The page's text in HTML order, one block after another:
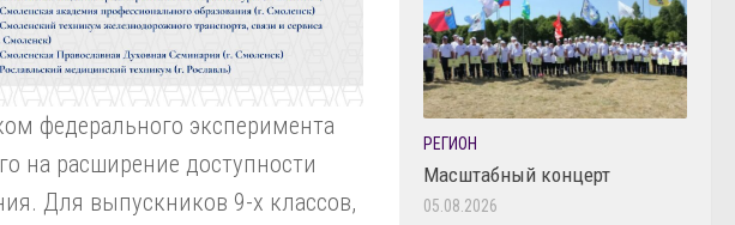
федерального эксперимента
на расширение доступности
Для выпускников 9-х классов,
РЕГИОН
Масштабный концерт
05.08.2026